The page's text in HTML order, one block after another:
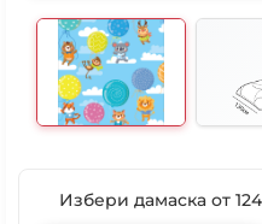
Избери дамаска от